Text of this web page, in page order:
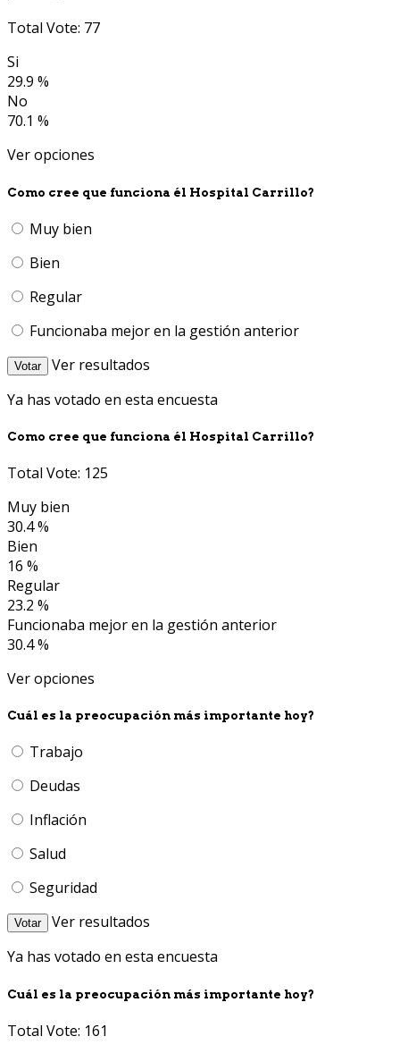
Total Vote: 77
Si
29.9 %
No
70.1 %
Ver opciones
Como cree que funciona él Hospital Carrillo?
Muy bien
Bien
Regular
Funcionaba mejor en la gestión anterior
Votar
Ver resultados
Ya has votado en esta encuesta
Como cree que funciona él Hospital Carrillo?
Total Vote: 125
Muy bien
30.4 %
Bien
16 %
Regular
23.2 %
Funcionaba mejor en la gestión anterior
30.4 %
Ver opciones
Cuál es la preocupación más importante hoy?
Trabajo
Deudas
Inflación
Salud
Seguridad
Votar
Ver resultados
Ya has votado en esta encuesta
Cuál es la preocupación más importante hoy?
Total Vote: 161